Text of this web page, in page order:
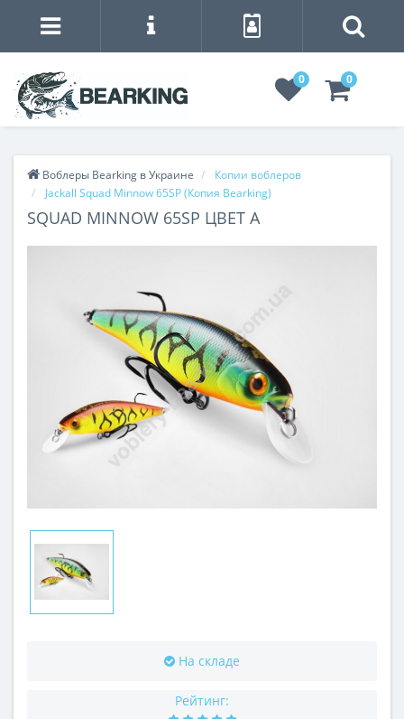
0 0
Воблеры Bearking в Украине
Копии воблеров
Jackall Squad Minnow 65SP (Копия Bearking)
SQUAD MINNOW 65SP ЦВЕТ A
На складе
Рейтинг: